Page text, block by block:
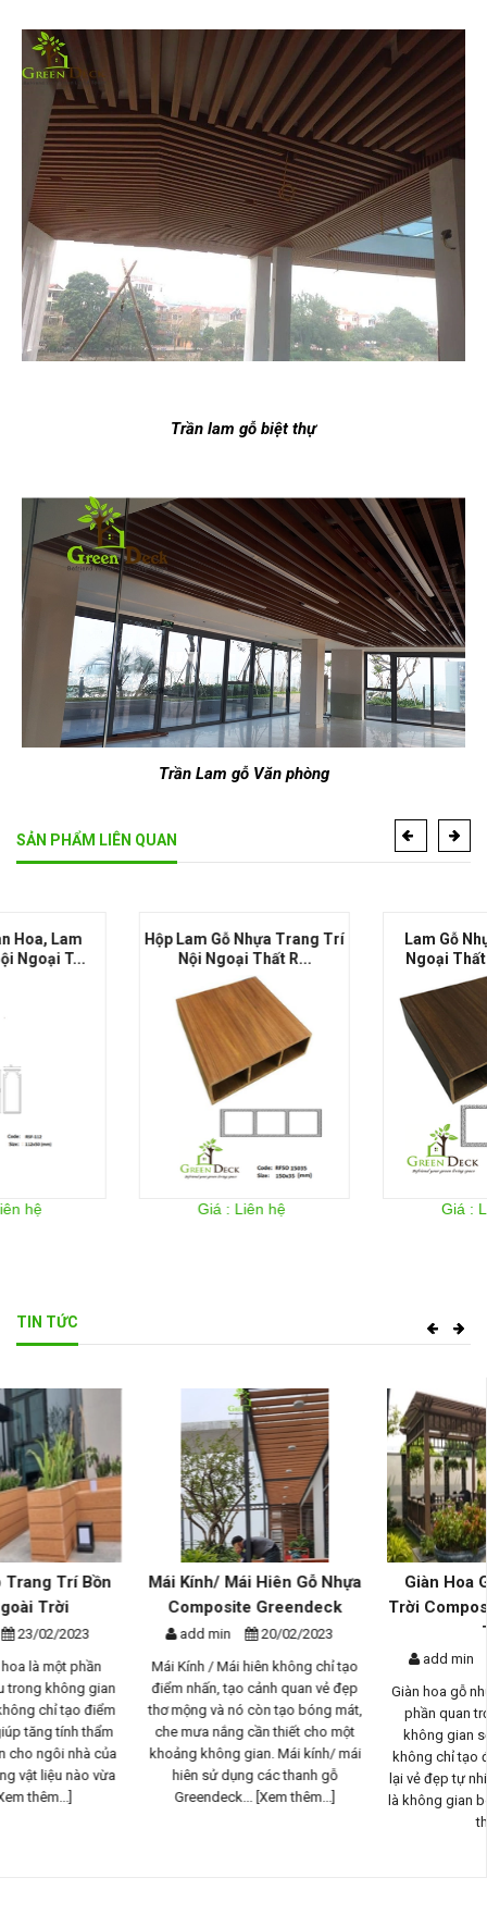
Trần lam gỗ biệt thự
Trần Lam gỗ Văn phòng
SẢN PHẨM LIÊN QUAN
Hộp Lam Gỗ Nhựa Trang Trí
Nội Ngoại Thất R...
Lam Gỗ Nhựa Che Nắng
Ngoại Thất RSFO18080
TIN TỨC
Mái Kính/ Mái Hiên Gỗ Nhựa
Composite Greendeck
add min
20/02/2023
Mái Kính / Mái hiên không chỉ tạo
điểm nhấn, tạo cảnh quan vẻ đẹp
thơ mộng và nó còn tạo bóng mát,
che mưa nắng cần thiết cho một
khoảng không gian. Mái kính/ mái
hiên sử dụng các thanh gỗ
Greendeck...
[Xem thêm...]
Giàn Hoa Gỗ Nhựa Ngoài
Trời Composite - Phương Án
add min
17/02/2023
Giàn hoa gỗ nhựa ngoài trời là một
phần quan trọng trong thiết kế
không gian sống ngoài trời, nó
không chỉ tạo điểm nhấn và mang
lại vẻ đẹp tự nhiên tuyệt vời mà con
là không gian bóng mát cho...[Xem